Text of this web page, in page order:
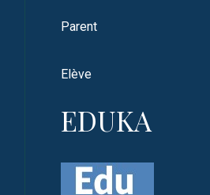
Parent
Elève
EDUKA